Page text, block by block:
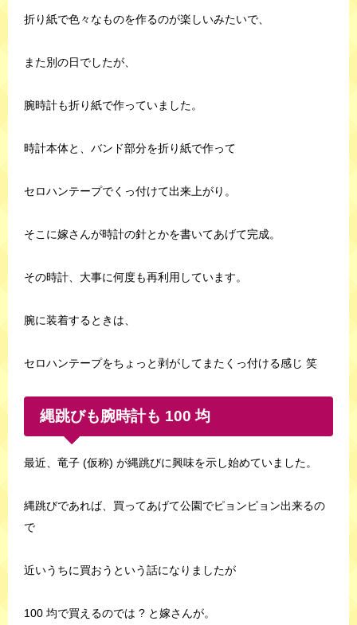
折り紙で色々なものを作るのが楽しいみたいで、
また別の日でしたが、
腕時計も折り紙で作っていました。
時計本体と、バンド部分を折り紙で作って
セロハンテープでくっ付けて出来上がり。
そこに嫁さんが時計の針とかを書いてあげて完成。
その時計、大事に何度も再利用しています。
腕に装着するときは、
セロハンテープをちょっと剥がしてまたくっ付ける感じ 笑
縄跳びも腕時計も 100 均
最近、竜子 (仮称) が縄跳びに興味を示し始めていました。
縄跳びであれば、買ってあげて公園でピョンピョン出来るの
で
近いうちに買おうという話になりましたが
100 均で買えるのでは ? と嫁さんが。